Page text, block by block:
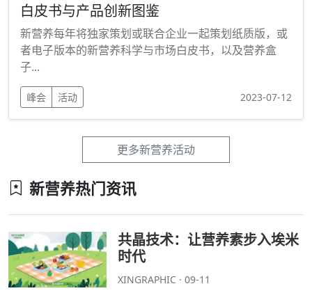
白皮书与产品创新图鉴
新营养每年将独家策划或联合企业一起策划纸质版，或
者电子版本的新营养科学与市场白皮书，以及营养盒
子...
峰会 活动 2023-07-12
更多新营养活动
新营养热门资讯
共晶技术：让营养素步入埃米
时代
XINGRAPHIC · 09-11